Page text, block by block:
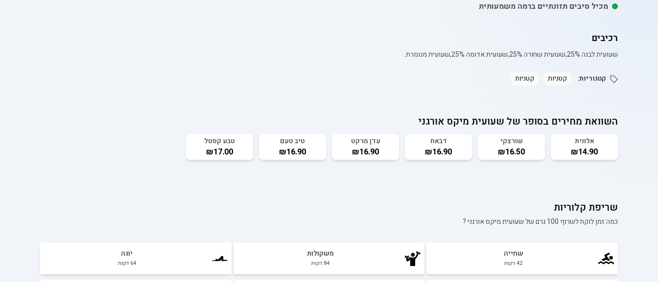
מכיל סיבים תזונתיים ברמה משמעותית
רכיבים
שעועית לבנה 25%,שעועית שחורה 25%,שעועית אדומה 25%,שעועית מנומרת.
קטגוריות: קטניות קטניות
השוואת מחירים בסופר של שעועית מיקס אורגני
אלונית
₪14.90
שורצקי
₪16.50
דבאח
₪16.90
עדן מרקט
₪16.90
טיב טעם
₪16.90
טבע קסטל
₪17.00
שריפת קלוריות
כמה זמן לוקח לשרוף 100 גרם של שעועית מיקס אורגני?
שחייה
42דקות
משקולות
84 דקות
יוגה
64 דקות